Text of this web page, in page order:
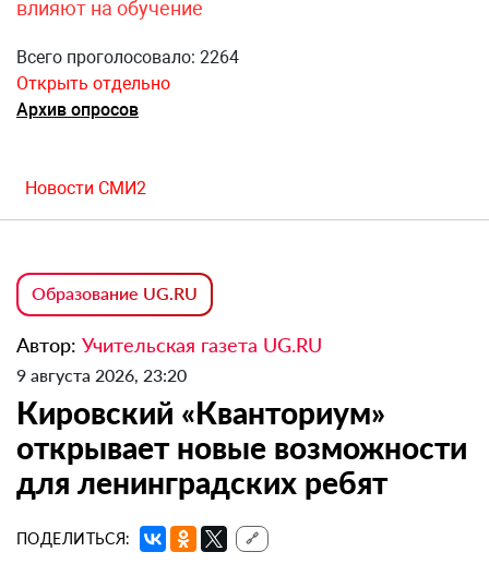
влияют на обучение
Всего проголосовало: 2264
Открыть отдельно
Архив опросов
Новости СМИ2
Образование UG.RU
Автор: Учительская газета UG.RU
9 августа 2026, 23:20
Кировский «Кванториум»
открывает новые возможности
для ленинградских ребят
ПОДЕЛИТЬСЯ: 🔗